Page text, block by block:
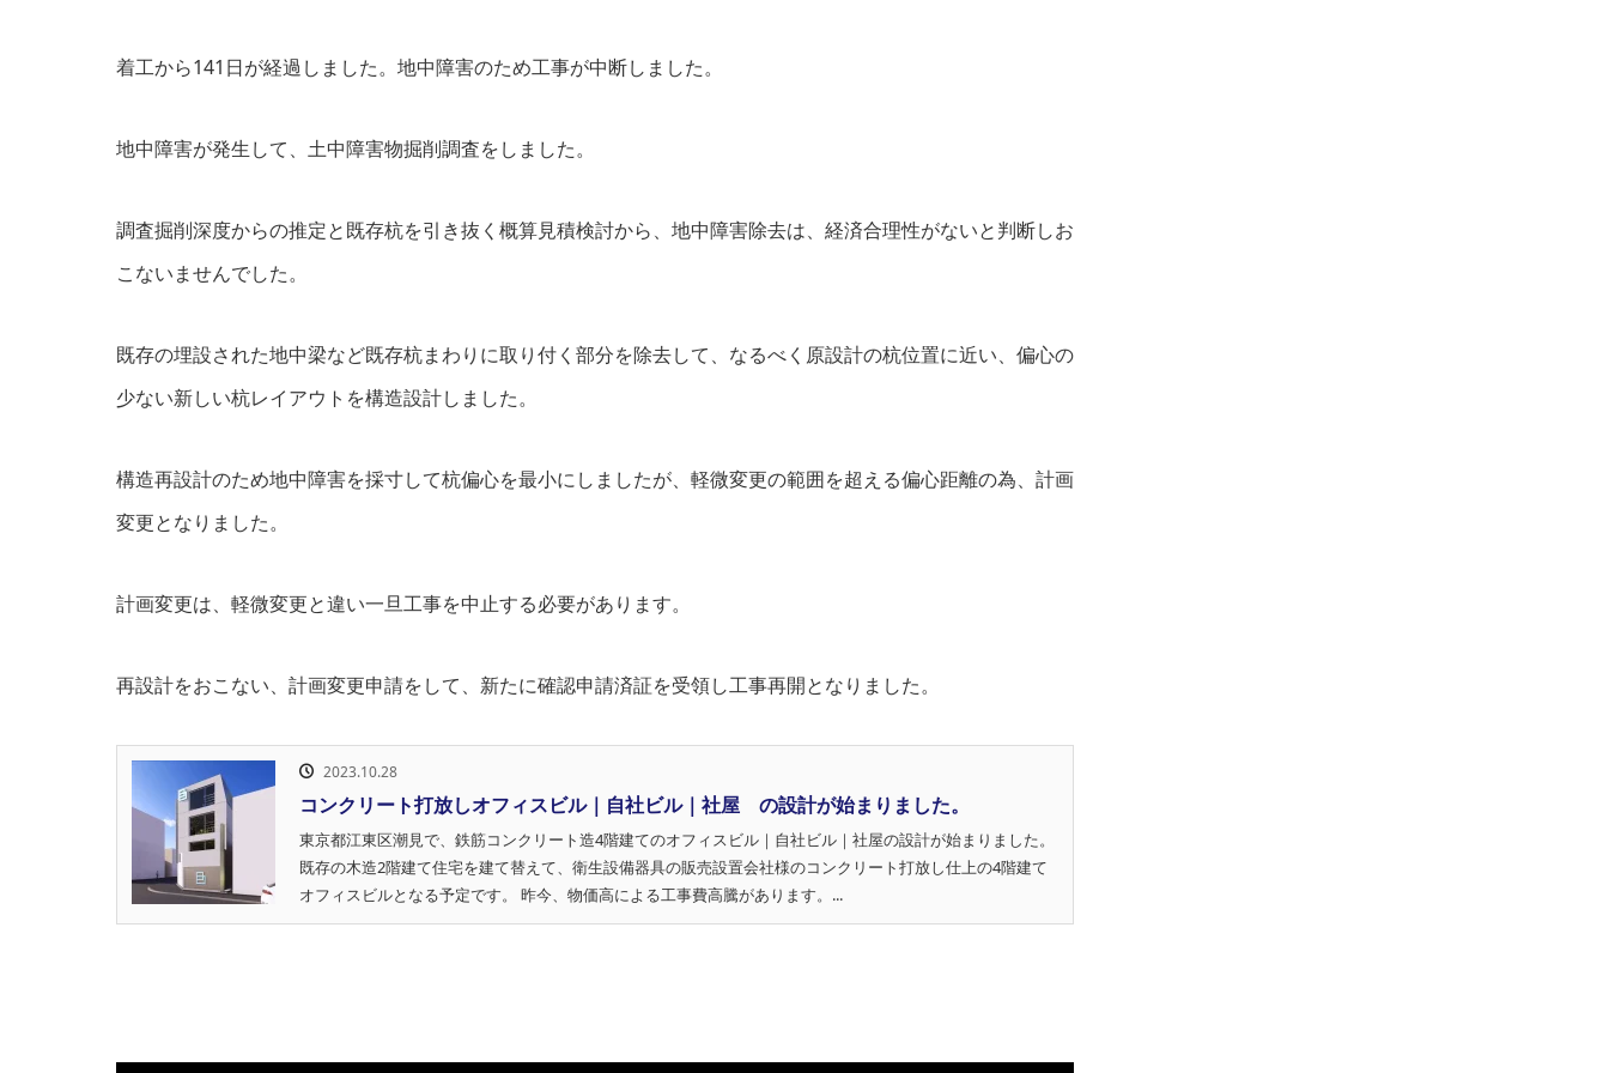
着工から141日が経過しました。地中障害のため工事が中断しました。
地中障害が発生して、土中障害物掘削調査をしました。
調査掘削深度からの推定と既存杭を引き抜く概算見積検討から、地中障害除去は、経済合理性がないと判断しお
こないませんでした。
既存の埋設された地中梁など既存杭まわりに取り付く部分を除去して、なるべく原設計の杭位置に近い、偏心の
少ない新しい杭レイアウトを構造設計しました。
構造再設計のため地中障害を採寸して杭偏心を最小にしましたが、軽微変更の範囲を超える偏心距離の為、計画
変更となりました。
計画変更は、軽微変更と違い一旦工事を中止する必要があります。
再設計をおこない、計画変更申請をして、新たに確認申請済証を受領し工事再開となりました。
2023.10.28
コンクリート打放しオフィスビル｜自社ビル｜社屋 の設計が始まりました。
東京都江東区潮見で、鉄筋コンクリート造4階建てのオフィスビル｜自社ビル｜社屋の設計が始まりました。
既存の木造2階建て住宅を建て替えて、衛生設備器具の販売設置会社様のコンクリート打放し仕上の4階建て
オフィスビルとなる予定です。 昨今、物価高による工事費高騰があります。...